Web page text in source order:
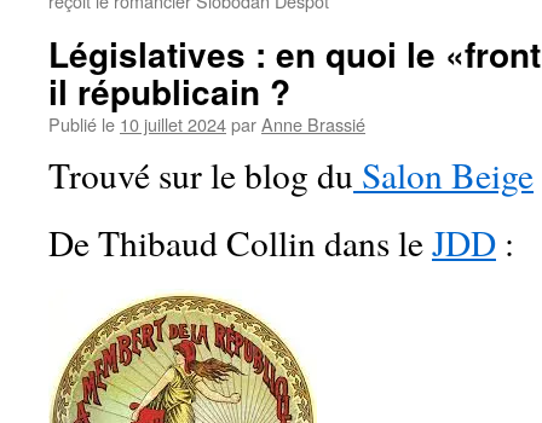
Législatives : en quoi le
il républicain ?
Publié le 10 juillet 2024parAnne Brassié
Trouvé sur le blog du Salon Beige
De Thibaud Collin dans leJDD :